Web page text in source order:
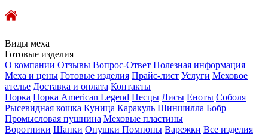
Виды меха
Готовые изделия
О компании Отзывы Вопрос-Ответ Полезная информация
Меха и цены Готовые изделия Прайс-лист Услуги Меховое
ателье Доставка и оплата Контакты
Норка Норка American Legend Песцы Лисы Еноты Соболя
Рысевидная кошка Куница Каракуль Шиншилла Бобр
Промысловая пушнина Меховые пластины
Воротники Шапки Опушки Помпоны Варежки Все изделия